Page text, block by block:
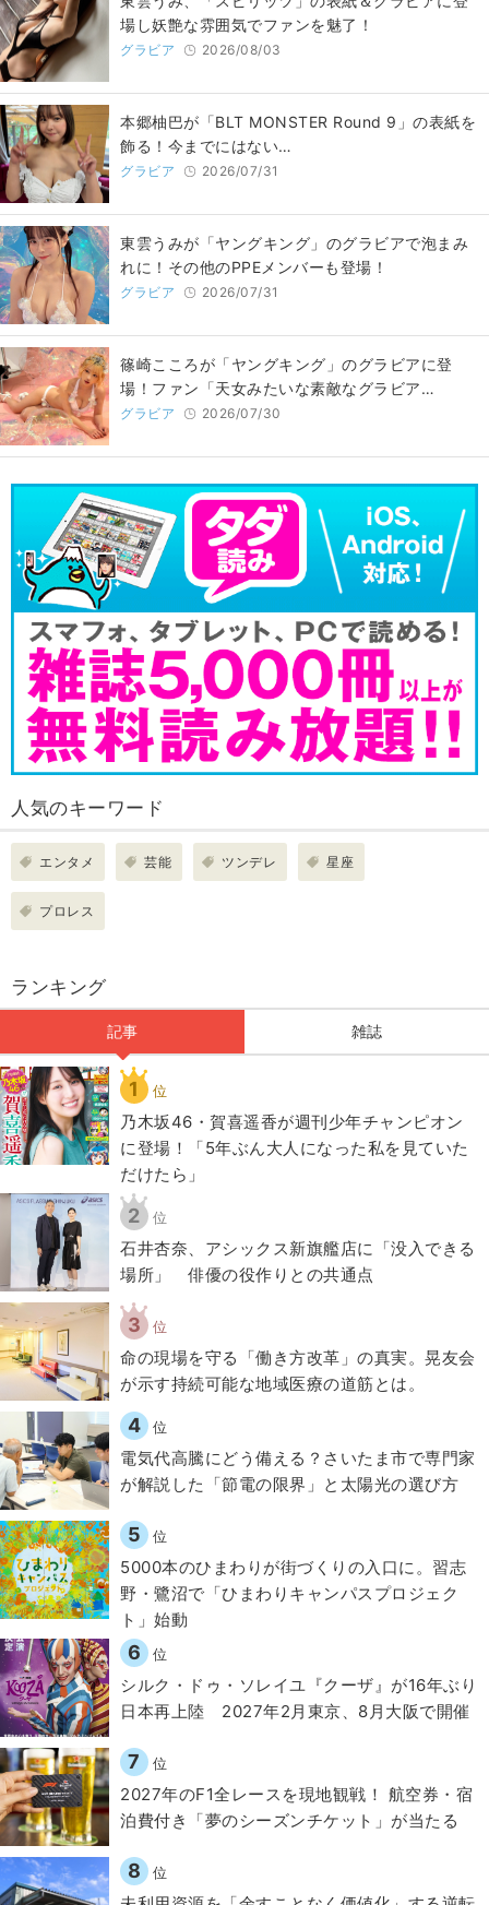
場し妖艶な雰囲気でファンを魅了！
グラビア 2026/08/03
本郷柚巴が「BLT MONSTER Round 9」の表紙を
飾る！今までにはない…
グラビア 2026/07/31
東雲うみが「ヤングキング」のグラビアで泡まみ
れに！その他のPPEメンバーも登場！
グラビア 2026/07/31
篠崎こころが「ヤングキング」のグラビアに登
場！ファン「天女みたいな素敵なグラビア…
グラビア 2026/07/30
人気のキーワード
エンタメ 芸能 ツンデレ 星座
プロレス
ランキング
記事 雑誌
1 位
乃木坂46・賀喜遥香が週刊少年チャンピオン
に登場！「5年ぶん大人になった私を見ていた
だけたら」
2 位
石井杏奈、アシックス新旗艦店に「没入できる
場所」 俳優の役作りとの共通点
3 位
​命の現場を守る「働き方改革」の真実。晃友会
が示す持続可能な地域医療の道筋とは。
4 位
電気代高騰にどう備える？さいたま市で専門家
が解説した「節電の限界」と太陽光の選び方
5 位
5000本のひまわりが街づくりの入口に。習志
野・鷺沼で「ひまわりキャンパスプロジェク
ト」始動
6 位
シルク・ドゥ・ソレイユ『クーザ』が16年ぶり
日本再上陸 2027年2月東京、8月大阪で開催
7 位
2027年のF1全レースを現地観戦！ 航空券・宿
泊費付き「夢のシーズンチケット」が当たる
8 位